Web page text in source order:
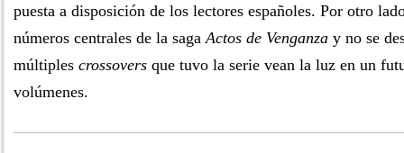
puesta a disposición de los lectores españoles. Por otro
números centrales de la sagaActos de Venganza y no se
múltiples crossovers que tuvo la serie vean la luz en un
volúmenes.